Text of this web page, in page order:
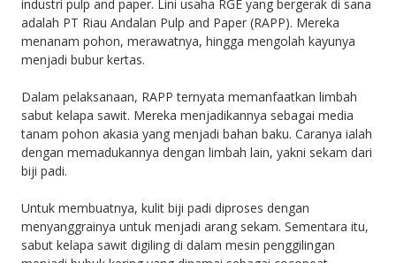
industri pulp and paper. Lini usaha RGE yang bergerak di sana
adalah PT Riau Andalan Pulp and Paper (RAPP). Mereka
menanam pohon, merawatnya, hingga mengolah kayunya
menjadi bubur kertas.
Dalam pelaksanaan, RAPP ternyata memanfaatkan limbah
sabut kelapa sawit. Mereka menjadikannya sebagai media
tanam pohon akasia yang menjadi bahan baku. Caranya ialah
dengan memadukannya dengan limbah lain, yakni sekam dari
biji padi.
Untuk membuatnya, kulit biji padi diproses dengan
menyanggrainya untuk menjadi arang sekam. Sementara itu,
sabut kelapa sawit digiling di dalam mesin penggilingan